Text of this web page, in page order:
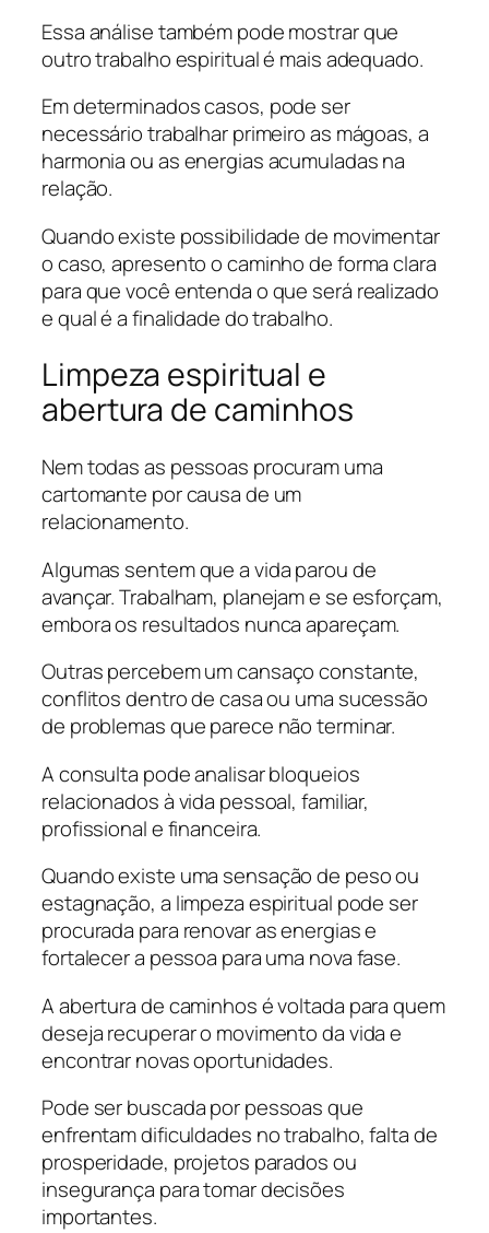
Essa análise também pode mostrar que
outro trabalho espiritual é mais adequado.
Em determinados casos, pode ser
necessário trabalhar primeiro as mágoas, a
harmonia ou as energias acumuladas na
relação.
Quando existe possibilidade de movimentar
o caso, apresento o caminho de forma clara
para que você entenda o que será realizado
e qual é a finalidade do trabalho.
Limpeza espiritual e
abertura de caminhos
Nem todas as pessoas procuram uma
cartomante por causa de um
relacionamento.
Algumas sentem que a vida parou de
avançar. Trabalham, planejam e se esforçam,
embora os resultados nunca apareçam.
Outras percebem um cansaço constante,
conflitos dentro de casa ou uma sucessão
de problemas que parece não terminar.
A consulta pode analisar bloqueios
relacionados à vida pessoal, familiar,
profissional e financeira.
Quando existe uma sensação de peso ou
estagnação, a limpeza espiritual pode ser
procurada para renovar as energias e
fortalecer a pessoa para uma nova fase.
A abertura de caminhos é voltada para quem
deseja recuperar o movimento da vida e
encontrar novas oportunidades.
Pode ser buscada por pessoas que
enfrentam dificuldades no trabalho, falta de
prosperidade, projetos parados ou
insegurança para tomar decisões
importantes.